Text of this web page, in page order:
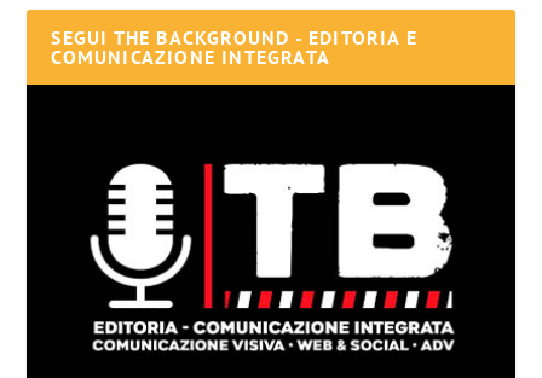
SEGUI THE BACKGROUND - EDITORIA E
COMUNICAZIONE INTEGRATA